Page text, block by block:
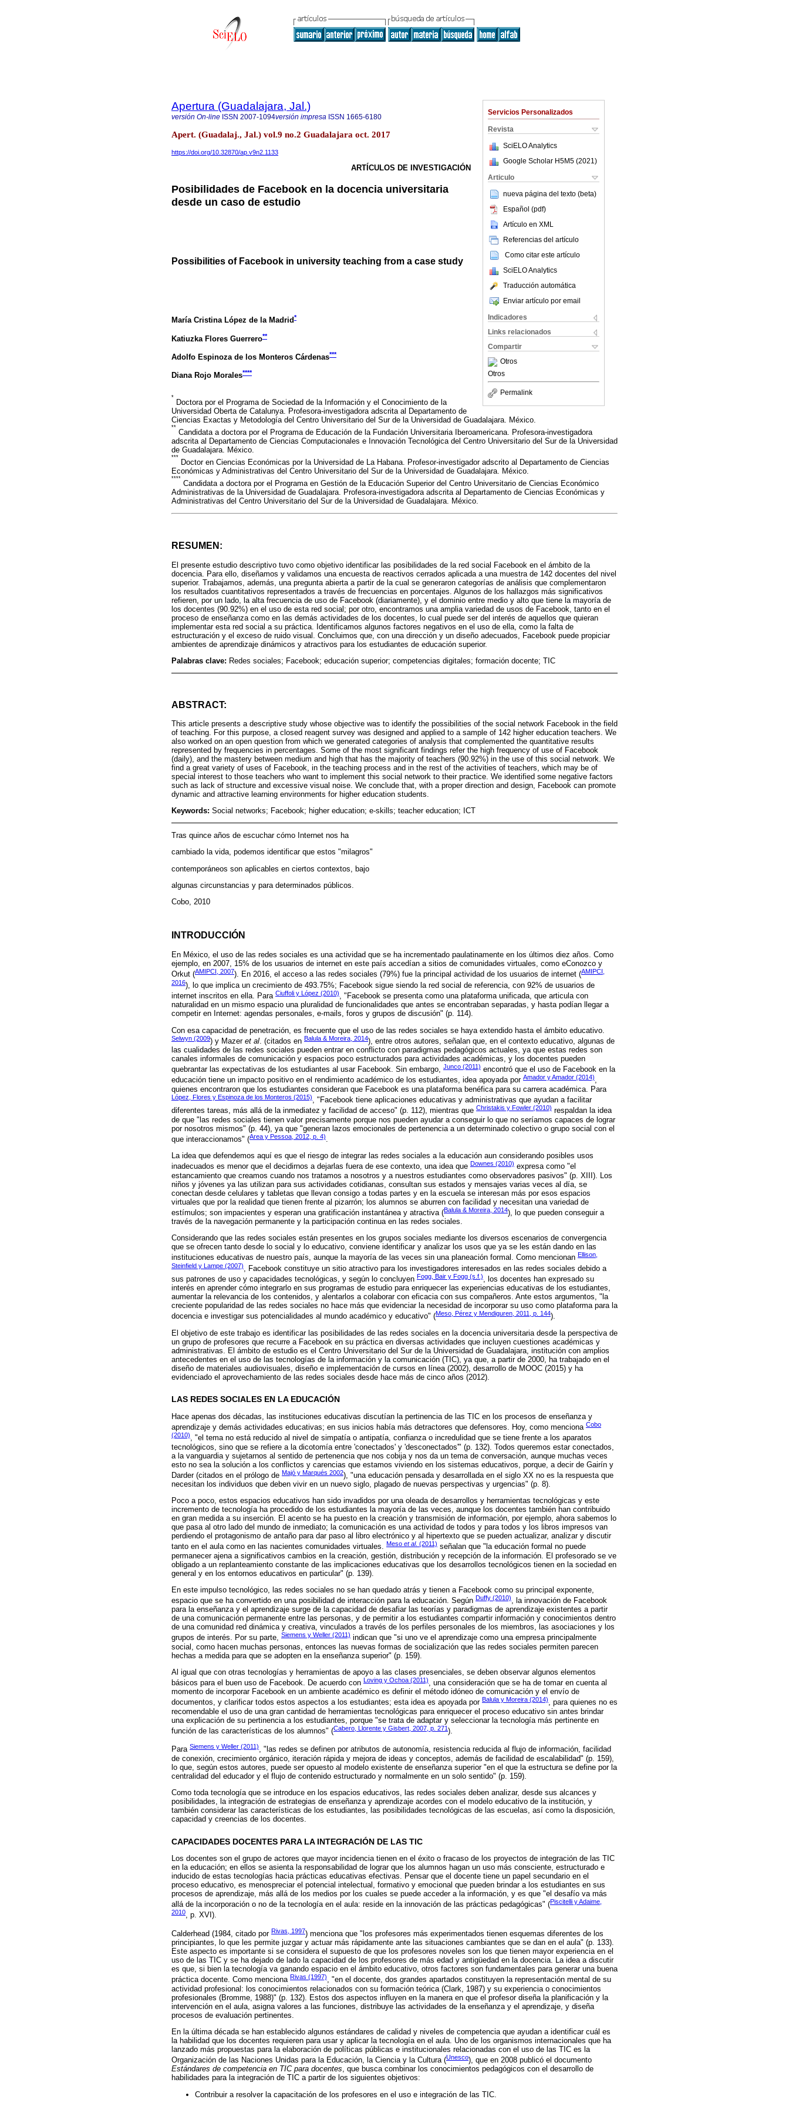
Servicios Personalizados
Revista
SciELO Analytics
Google Scholar H5M5 (2021 )
Articulo
nueva página del texto (beta)
Español (pdf)
Artículo en XML
Referencias del artículo
Como citar este artículo
SciELO Analytics
Traducción automática
Enviar artículo por email
Indicadores
Links relacionados
Compartir
Otros
Otros
Permalink
Apertura (Guadalajara, Jal.)
versión On-line ISSN 2007-1094versión impresa ISSN 1665-6180
Apert. (Guadalaj., Jal.) vol.9 no.2 Guadalajara oct. 2017
https://doi.org/10.32870/ap.v9n2.1133
ARTÍCULOS DE INVESTIGACIÓN
Posibilidades de Facebook en la docencia universitaria
desde un caso de estudio
Possibilities of Facebook in university teaching from a case study
María Cristina López de la Madrid*
Katiuzka Flores Guerrero**
Adolfo Espinoza de los Monteros Cárdenas***
Diana Rojo Morales****
*
Doctora por el Programa de Sociedad de la Información y el Conocimiento de la
Universidad Oberta de Catalunya. Profesora-investigadora adscrita al Departamento de
Ciencias Exactas y Metodología del Centro Universitario del Sur de la Universidad de Guadalajara. México.
**
Candidata a doctora por el Programa de Educación de la Fundación Universitaria Iberoamericana. Profesora-investigadora
adscrita al Departamento de Ciencias Computacionales e Innovación Tecnológica del Centro Universitario del Sur de la Universidad
de Guadalajara. México.
***
Doctor en Ciencias Económicas por la Universidad de La Habana. Profesor-investigador adscrito al Departamento de Ciencias
Económicas y Administrativas del Centro Universitario del Sur de la Universidad de Guadalajara. México.
****
Candidata a doctora por el Programa en Gestión de la Educación Superior del Centro Universitario de Ciencias Económico
Administrativas de la Universidad de Guadalajara. Profesora-investigadora adscrita al Departamento de Ciencias Económicas y
Administrativas del Centro Universitario del Sur de la Universidad de Guadalajara. México.
RESUMEN:
El presente estudio descriptivo tuvo como objetivo identificar las posibilidades de la red social Facebook en el ámbito de la
docencia. Para ello, diseñamos y validamos una encuesta de reactivos cerrados aplicada a una muestra de 142 docentes del nivel
superior. Trabajamos, además, una pregunta abierta a partir de la cual se generaron categorías de análisis que complementaron
los resultados cuantitativos representados a través de frecuencias en porcentajes. Algunos de los hallazgos más significativos
refieren, por un lado, la alta frecuencia de uso de Facebook (diariamente), y el dominio entre medio y alto que tiene la mayoría de
los docentes (90.92%) en el uso de esta red social; por otro, encontramos una amplia variedad de usos de Facebook, tanto en el
proceso de enseñanza como en las demás actividades de los docentes, lo cual puede ser del interés de aquellos que quieran
implementar esta red social a su práctica. Identificamos algunos factores negativos en el uso de ella, como la falta de
estructuración y el exceso de ruido visual. Concluimos que, con una dirección y un diseño adecuados, Facebook puede propiciar
ambientes de aprendizaje dinámicos y atractivos para los estudiantes de educación superior.
Palabras clave: Redes sociales; Facebook; educación superior; competencias digitales; formación docente; TIC
ABSTRACT:
This article presents a descriptive study whose objective was to identify the possibilities of the social network Facebook in the field
of teaching. For this purpose, a closed reagent survey was designed and applied to a sample of 142 higher education teachers. We
also worked on an open question from which we generated categories of analysis that complemented the quantitative results
represented by frequencies in percentages. Some of the most significant findings refer the high frequency of use of Facebook
(daily), and the mastery between medium and high that has the majority of teachers (90.92%) in the use of this social network. We
find a great variety of uses of Facebook, in the teaching process and in the rest of the activities of teachers, which may be of
special interest to those teachers who want to implement this social network to their practice. We identified some negative factors
such as lack of structure and excessive visual noise. We conclude that, with a proper direction and design, Facebook can promote
dynamic and attractive learning environments for higher education students.
Keywords: Social networks; Facebook; higher education; e-skills; teacher education; ICT
Tras quince años de escuchar cómo Internet nos ha
cambiado la vida, podemos identificar que estos "milagros"
contemporáneos son aplicables en ciertos contextos, bajo
algunas circunstancias y para determinados públicos.
Cobo, 2010
INTRODUCCIÓN
En México, el uso de las redes sociales es una actividad que se ha incrementado paulatinamente en los últimos diez años. Como
ejemplo, en 2007, 15% de los usuarios de internet en este país accedían a sitios de comunidades virtuales, como eConozco y
Orkut (AMIPCI, 2007). En 2016, el acceso a las redes sociales (79%) fue la principal actividad de los usuarios de internet (AMIPCI,
2016), lo que implica un crecimiento de 493.75%; Facebook sigue siendo la red social de referencia, con 92% de usuarios de
internet inscritos en ella. Para Ciuffoli y López (2010), "Facebook se presenta como una plataforma unificada, que articula con
naturalidad en un mismo espacio una pluralidad de funcionalidades que antes se encontraban separadas, y hasta podían llegar a
competir en Internet: agendas personales, e-mails, foros y grupos de discusión" (p. 114).
Con esa capacidad de penetración, es frecuente que el uso de las redes sociales se haya extendido hasta el ámbito educativo.
Selwyn (2009) y Mazer et al. (citados en Balula & Moreira, 2014), entre otros autores, señalan que, en el contexto educativo, algunas de
las cualidades de las redes sociales pueden entrar en conflicto con paradigmas pedagógicos actuales, ya que estas redes son
canales informales de comunicación y espacios poco estructurados para actividades académicas, y los docentes pueden
quebrantar las expectativas de los estudiantes al usar Facebook. Sin embargo, Junco (2011) encontró que el uso de Facebook en la
educación tiene un impacto positivo en el rendimiento académico de los estudiantes, idea apoyada por Amador y Amador (2014),
quienes encontraron que los estudiantes consideran que Facebook es una plataforma benéfica para su carrera académica. Para
López, Flores y Espinoza de los Monteros (2015), "Facebook tiene aplicaciones educativas y administrativas que ayudan a facilitar
diferentes tareas, más allá de la inmediatez y facilidad de acceso" (p. 112), mientras que Christakis y Fowler (2010) respaldan la idea
de que "las redes sociales tienen valor precisamente porque nos pueden ayudar a conseguir lo que no seríamos capaces de lograr
por nosotros mismos" (p. 44), ya que "generan lazos emocionales de pertenencia a un determinado colectivo o grupo social con el
que interaccionamos" (Area y Pessoa, 2012, p. 4)
La idea que defendemos aquí es que el riesgo de integrar las redes sociales a la educación aun considerando posibles usos
inadecuados es menor que el decidirnos a dejarlas fuera de ese contexto, una idea que Downes (2010) expresa como "el
estancamiento que creamos cuando nos tratamos a nosotros y a nuestros estudiantes como observadores pasivos" (p. XIII). Los
niños y jóvenes ya las utilizan para sus actividades cotidianas, consultan sus estados y mensajes varias veces al día, se
conectan desde celulares y tabletas que llevan consigo a todas partes y en la escuela se interesan más por esos espacios
virtuales que por la realidad que tienen frente al pizarrón; los alumnos se aburren con facilidad y necesitan una variedad de
estímulos; son impacientes y esperan una gratificación instantánea y atractiva (Balula & Moreira, 2014), lo que pueden conseguir a
través de la navegación permanente y la participación continua en las redes sociales.
Considerando que las redes sociales están presentes en los grupos sociales mediante los diversos escenarios de convergencia
que se ofrecen tanto desde lo social y lo educativo, conviene identificar y analizar los usos que ya se les están dando en las
instituciones educativas de nuestro país, aunque la mayoría de las veces sin una planeación formal. Como mencionan Ellison,
Steinfield y Lampe (2007)
, Facebook constituye un sitio atractivo para los investigadores interesados en las redes sociales debido a
sus patrones de uso y capacidades tecnológicas, y según lo concluyen Fogg, Bair y Fogg (s.f.), los docentes han expresado su
interés en aprender cómo integrarlo en sus programas de estudio para enriquecer las experiencias educativas de los estudiantes,
aumentar la relevancia de los contenidos, y alentarlos a colaborar con eficacia con sus compañeros. Ante estos argumentos, "la
creciente popularidad de las redes sociales no hace más que evidenciar la necesidad de incorporar su uso como plataforma para la
docencia e investigar sus potencialidades al mundo académico y educativo" (Meso, Pérez y Mendiguren, 2011, p. 144).
El objetivo de este trabajo es identificar las posibilidades de las redes sociales en la docencia universitaria desde la perspectiva de
un grupo de profesores que recurre a Facebook en su práctica en diversas actividades que incluyen cuestiones académicas y
administrativas. El ámbito de estudio es el Centro Universitario del Sur de la Universidad de Guadalajara, institución con amplios
antecedentes en el uso de las tecnologías de la información y la comunicación (TIC), ya que, a partir de 2000, ha trabajado en el
diseño de materiales audiovisuales, diseño e implementación de cursos en línea (2002), desarrollo de MOOC (2015) y ha
evidenciado el aprovechamiento de las redes sociales desde hace más de cinco años (2012).
LAS REDES SOCIALES EN LA EDUCACIÓN
Hace apenas dos décadas, las instituciones educativas discutían la pertinencia de las TIC en los procesos de enseñanza y
aprendizaje y demás actividades educativas; en sus inicios había más detractores que defensores. Hoy, como menciona Cobo
(2010), "el tema no está reducido al nivel de simpatía o antipatía, confianza o incredulidad que se tiene frente a los aparatos
tecnológicos, sino que se refiere a la dicotomía entre 'conectados' y 'desconectados'" (p. 132). Todos queremos estar conectados,
a la vanguardia y sujetarnos al sentido de pertenencia que nos cobija y nos da un tema de conversación, aunque muchas veces
esto no sea la solución a los conflictos y carencias que estamos viviendo en los sistemas educativos, porque, a decir de Gairín y
Darder (citados en el prólogo de Majó y Marqués 2002), "una educación pensada y desarrollada en el siglo XX no es la respuesta que
necesitan los individuos que deben vivir en un nuevo siglo, plagado de nuevas perspectivas y urgencias" (p. 8).
Poco a poco, estos espacios educativos han sido invadidos por una oleada de desarrollos y herramientas tecnológicas y este
incremento de tecnología ha procedido de los estudiantes la mayoría de las veces, aunque los docentes también han contribuido
en gran medida a su inserción. El acento se ha puesto en la creación y transmisión de información, por ejemplo, ahora sabemos lo
que pasa al otro lado del mundo de inmediato; la comunicación es una actividad de todos y para todos y los libros impresos van
perdiendo el protagonismo de antaño para dar paso al libro electrónico y al hipertexto que se pueden actualizar, analizar y discutir
tanto en el aula como en las nacientes comunidades virtuales. Meso et al. (2011) señalan que "la educación formal no puede
permanecer ajena a significativos cambios en la creación, gestión, distribución y recepción de la información. El profesorado se ve
obligado a un replanteamiento constante de las implicaciones educativas que los desarrollos tecnológicos tienen en la sociedad en
general y en los entornos educativos en particular" (p. 139).
En este impulso tecnológico, las redes sociales no se han quedado atrás y tienen a Facebook como su principal exponente,
espacio que se ha convertido en una posibilidad de interacción para la educación. Según Duffy (2010), la innovación de Facebook
para la enseñanza y el aprendizaje surge de la capacidad de desafiar las teorías y paradigmas de aprendizaje existentes a partir
de una comunicación permanente entre las personas, y de permitir a los estudiantes compartir información y conocimientos dentro
de una comunidad red dinámica y creativa, vinculados a través de los perfiles personales de los miembros, las asociaciones y los
grupos de interés. Por su parte, Siemens y Weller (2011) indican que "si uno ve el aprendizaje como una empresa principalmente
social, como hacen muchas personas, entonces las nuevas formas de socialización que las redes sociales permiten parecen
hechas a medida para que se adopten en la enseñanza superior" (p. 159).
Al igual que con otras tecnologías y herramientas de apoyo a las clases presenciales, se deben observar algunos elementos
básicos para el buen uso de Facebook. De acuerdo con Loving y Ochoa (2011), una consideración que se ha de tomar en cuenta al
momento de incorporar Facebook en un ambiente académico es definir el método idóneo de comunicación y el envío de
documentos, y clarificar todos estos aspectos a los estudiantes; esta idea es apoyada por Balula y Moreira (2014), para quienes no es
recomendable el uso de una gran cantidad de herramientas tecnológicas para enriquecer el proceso educativo sin antes brindar
una explicación de su pertinencia a los estudiantes, porque "se trata de adaptar y seleccionar la tecnología más pertinente en
función de las características de los alumnos" (Cabero, Llorente y Gisbert, 2007, p. 271).
Para Siemens y Weller (2011), "las redes se definen por atributos de autonomía, resistencia reducida al flujo de información, facilidad
de conexión, crecimiento orgánico, iteración rápida y mejora de ideas y conceptos, además de facilidad de escalabilidad" (p. 159),
lo que, según estos autores, puede ser opuesto al modelo existente de enseñanza superior "en el que la estructura se define por la
centralidad del educador y el flujo de contenido estructurado y normalmente en un solo sentido" (p. 159).
Como toda tecnología que se introduce en los espacios educativos, las redes sociales deben analizar, desde sus alcances y
posibilidades, la integración de estrategias de enseñanza y aprendizaje acordes con el modelo educativo de la institución, y
también considerar las características de los estudiantes, las posibilidades tecnológicas de las escuelas, así como la disposición,
capacidad y creencias de los docentes.
CAPACIDADES DOCENTES PARA LA INTEGRACIÓN DE LAS TIC
Los docentes son el grupo de actores que mayor incidencia tienen en el éxito o fracaso de los proyectos de integración de las TIC
en la educación; en ellos se asienta la responsabilidad de lograr que los alumnos hagan un uso más consciente, estructurado e
inducido de estas tecnologías hacia prácticas educativas efectivas. Pensar que el docente tiene un papel secundario en el
proceso educativo, es menospreciar el potencial intelectual, formativo y emocional que pueden brindar a los estudiantes en sus
procesos de aprendizaje, más allá de los medios por los cuales se puede acceder a la información, y es que "el desafío va más
allá de la incorporación o no de la tecnología en el aula: reside en la innovación de las prácticas pedagógicas" (Piscitelli y Adaime,
2010, p. XVI).
Calderhead (1984, citado por Rivas, 1997) menciona que "los profesores más experimentados tienen esquemas diferentes de los
principiantes, lo que les permite juzgar y actuar más rápidamente ante las situaciones cambiantes que se dan en el aula" (p. 133).
Este aspecto es importante si se considera el supuesto de que los profesores noveles son los que tienen mayor experiencia en el
uso de las TIC y se ha dejado de lado la capacidad de los profesores de más edad y antigüedad en la docencia. La idea a discutir
es que, si bien la tecnología va ganando espacio en el ámbito educativo, otros factores son fundamentales para generar una buena
práctica docente. Como menciona Rivas (1997), "en el docente, dos grandes apartados constituyen la representación mental de su
actividad profesional: los conocimientos relacionados con su formación teórica (Clark, 1987) y su experiencia o conocimientos
profesionales (Bromme, 1988)" (p. 132). Estos dos aspectos influyen en la manera en que el profesor diseña la planificación y la
intervención en el aula, asigna valores a las funciones, distribuye las actividades de la enseñanza y el aprendizaje, y diseña
procesos de evaluación pertinentes.
En la última década se han establecido algunos estándares de calidad y niveles de competencia que ayudan a identificar cuál es
la habilidad que los docentes requieren para usar y aplicar la tecnología en el aula. Uno de los organismos internacionales que ha
lanzado más propuestas para la elaboración de políticas públicas e institucionales relacionadas con el uso de las TIC es la
Organización de las Naciones Unidas para la Educación, la Ciencia y la Cultura (Unesco), que en 2008 publicó el documento
Estándares de competencia en TIC para docentes, que busca combinar los conocimientos pedagógicos con el desarrollo de
habilidades para la integración de TIC a partir de los siguientes objetivos:
Contribuir a resolver la capacitación de los profesores en el uso e integración de las TIC.